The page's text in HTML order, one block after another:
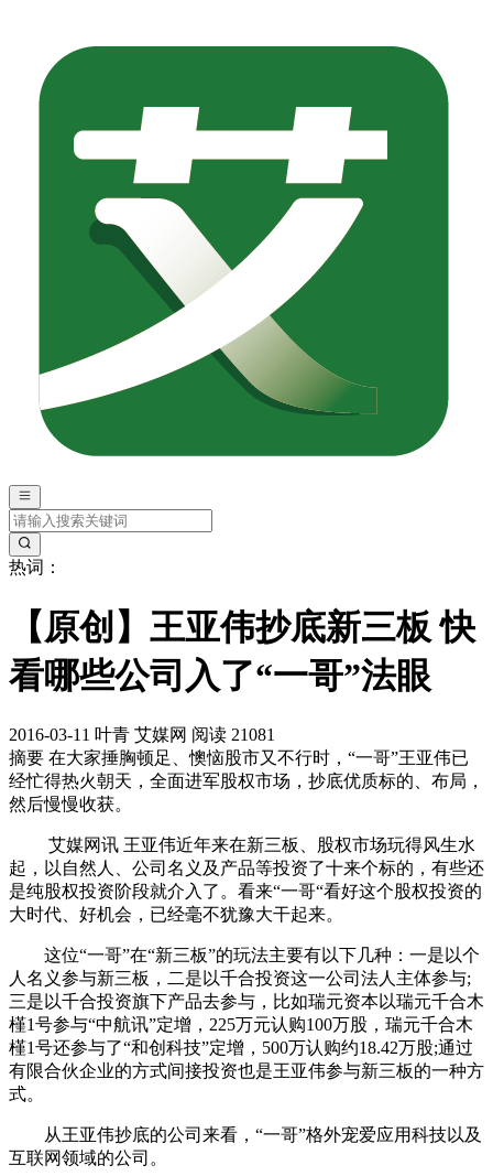
热词：
【原创】王亚伟抄底新三板 快
看哪些公司入了“一哥”法眼
2016-03-11 叶青 艾媒网 阅读 21081
摘要 在大家捶胸顿足、懊恼股市又不行时，“一哥”王亚伟已
经忙得热火朝天，全面进军股权市场，抄底优质标的、布局，
然后慢慢收获。
艾媒网讯 王亚伟近年来在新三板、股权市场玩得风生水
起，以自然人、公司名义及产品等投资了十来个标的，有些还
是纯股权投资阶段就介入了。看来“一哥“看好这个股权投资的
大时代、好机会，已经毫不犹豫大干起来。
这位“一哥”在“新三板”的玩法主要有以下几种：一是以个
人名义参与新三板，二是以千合投资这一公司法人主体参与;
三是以千合投资旗下产品去参与，比如瑞元资本以瑞元千合木
槿1号参与“中航讯”定增，225万元认购100万股，瑞元千合木
槿1号还参与了“和创科技”定增，500万认购约18.42万股;通过
有限合伙企业的方式间接投资也是王亚伟参与新三板的一种方
式。
从王亚伟抄底的公司来看，“一哥”格外宠爱应用科技以及
互联网领域的公司。